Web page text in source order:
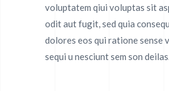
voluptatem qiui voluptas sit
odit aut fugit, sed quia
dolores eos qui ratione sense
sequi u nesciunt sem son